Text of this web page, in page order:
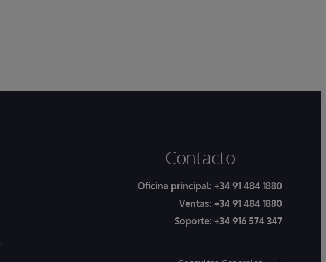
Contacto
Oficina principal: +34 91 484 1880
Ventas: +34 91 484 1880
Soporte: +34 916 574 347